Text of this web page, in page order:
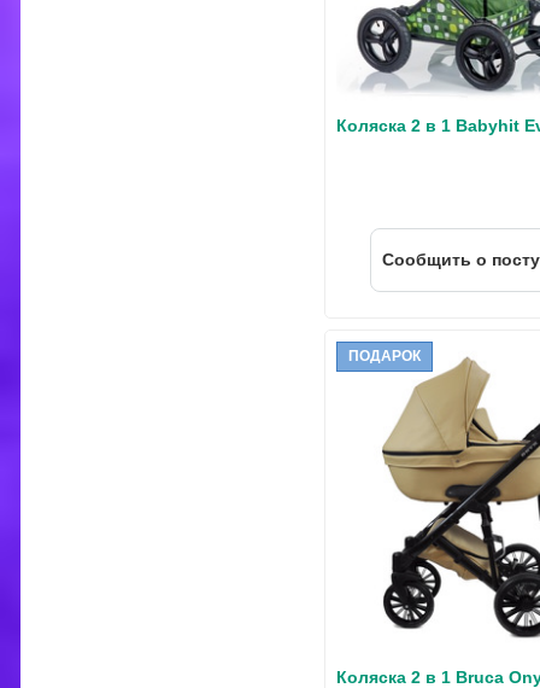
Коляска 2 в 1 Babyhit
Cообщить о
ПОДАРОК
Коляска 2 в 1 Bruca